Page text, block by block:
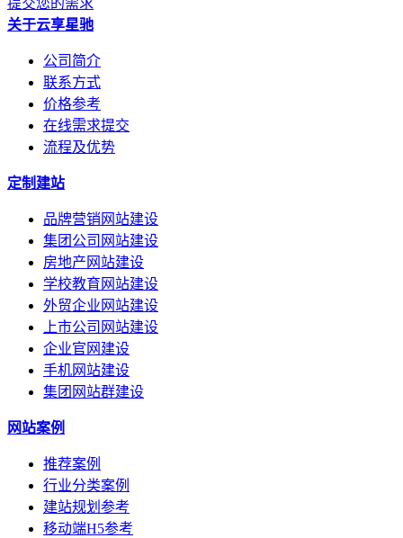
提交您的需求
关于云享星驰
公司简介
联系方式
价格参考
在线需求提交
流程及优势
定制建站
品牌营销网站建设
集团公司网站建设
房地产网站建设
学校教育网站建设
外贸企业网站建设
上市公司网站建设
企业官网建设
手机网站建设
集团网站群建设
网站案例
推荐案例
行业分类案例
建站规划参考
移动端H5参考